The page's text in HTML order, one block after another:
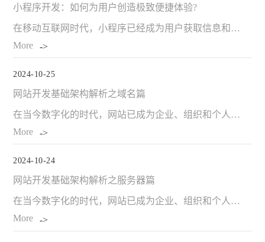
小程序开发：如何为用户创造极致便捷体验?
在移动互联网时代，小程序已经成为用户获取信息和服务的重要途径之一。对于开发者来说，如何在小程序开发过程中为用户创造极致便捷的体验是至关重要的。以下是一些关键的方法和策略： 一、简洁明了的界面设计 遵循简约原则 用户打开小程序的第一眼印象非常关键。…
More
2024-10-25
网站开发基础架构解析之域名篇
在当今数字化的时代，网站已成为企业、组织和个人展示信息、提供服务以及与外界交互的重要窗口。而一个网站能够稳定、高效地运行，离不开其背后强大的基础架构支撑。网站开发中涉及的关键基础架构元素：服务器、域名与数据库，帮助读者全面了解网站运行的底层支撑体系。今…
More
2024-10-24
网站开发基础架构解析之服务器篇
在当今数字化的时代，网站已成为企业、组织和个人展示信息、提供服务以及与外界交互的重要窗口。而一个网站能够稳定、高效地运行，离不开其背后强大的基础架构支撑。网站开发中涉及的关键基础架构元素：服务器、域名与数据库，帮助读者全面了解网站运行的底层支撑体系。今…
More